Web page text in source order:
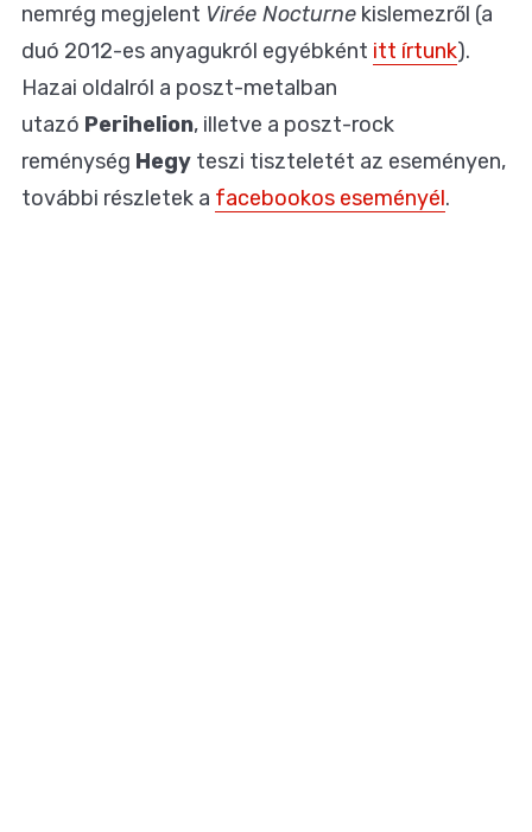
nemrég megjelent Virée Nocturne kislemezről (a
duó 2012-es anyagukról egyébként itt írtunk).
Hazai oldalról a poszt-metalban
utazó Perihelion, illetve a poszt-rock
reménység Hegy teszi tiszteletét az eseményen,
további részletek a facebookos eseményél.